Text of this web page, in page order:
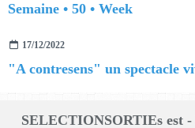
Semaine • 50 • Week
17/12/2022
"A contresens" un spectacle
SELECTIONSORTIEs est